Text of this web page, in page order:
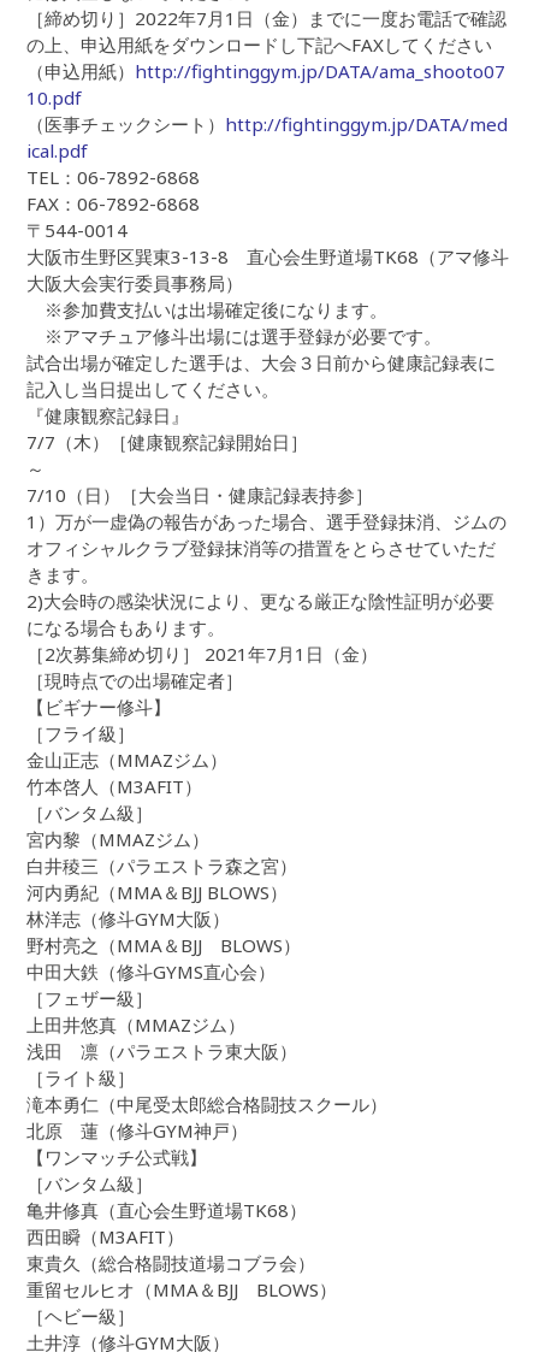
［締め切り］2022年7月1日（金）までに一度お電話で確認
の上、申込用紙をダウンロードし下記へFAXしてください
（申込用紙） http://fightinggym.jp/DATA/ama_shooto07
10.pdf
（医事チェックシート） http://fightinggym.jp/DATA/med
ical.pdf
TEL：06-7892-6868
FAX：06-7892-6868
〒544-0014
大阪市生野区巽東3-13-8 直心会生野道場TK68（アマ修斗
大阪大会実行委員事務局）
※参加費支払いは出場確定後になります。
※アマチュア修斗出場には選手登録が必要です。
試合出場が確定した選手は、大会３日前から健康記録表に
記入し当日提出してください。
『健康観察記録日』
7/7（木）［健康観察記録開始日］
～
7/10（日）［大会当日・健康記録表持参］
1）万が一虚偽の報告があった場合、選手登録抹消、ジムの
オフィシャルクラブ登録抹消等の措置をとらさせていただ
きます。
2)大会時の感染状況により、更なる厳正な陰性証明が必要
になる場合もあります。
［2次募集締め切り］ 2021年7月1日（金）
［現時点での出場確定者］
【ビギナー修斗】
［フライ級］
金山正志（MMAZジム）
竹本啓人（M3AFIT）
［バンタム級］
宮内黎（MMAZジム）
白井稜三（パラエストラ森之宮）
河内勇紀（MMA＆BJJ BLOWS）
林洋志（修斗GYM大阪）
野村亮之（MMA＆BJJ BLOWS）
中田大鉄（修斗GYMS直心会）
［フェザー級］
上田井悠真（MMAZジム）
浅田 凛（パラエストラ東大阪）
［ライト級］
滝本勇仁（中尾受太郎総合格闘技スクール）
北原 蓮（修斗GYM神戸）
【ワンマッチ公式戦】
［バンタム級］
亀井修真（直心会生野道場TK68）
西田瞬（M3AFIT）
東貴久（総合格闘技道場コブラ会）
重留セルヒオ（MMA＆BJJ BLOWS）
［ヘビー級］
土井淳（修斗GYM大阪）